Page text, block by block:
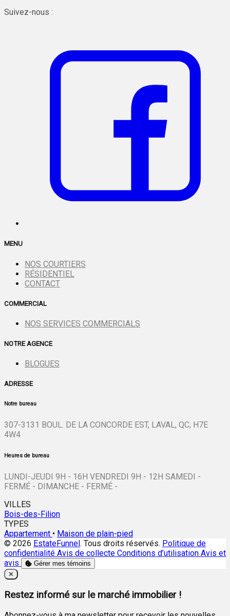
Suivez-nous :
MENU
NOS COURTIERS
RÉSIDENTIEL
CONTACT
COMMERCIAL
NOS SERVICES COMMERCIALS
NOTRE AGENCE
BLOGUES
ADRESSE
Notre bureau
307-3131 BOUL. DE LA CONCORDE EST, LAVAL, QC, H7E
4W4
Heures de bureau
LUNDI-JEUDI 9H - 16H VENDREDI 9H - 12H SAMEDI -
FERMÉ - DIMANCHE - FERMÉ -
VILLES
Bois-des-Filion
TYPES
Appartement • Maison de plain-pied
© 2026 EstateFunnel . Tous droits réservés. Politique de
confidentialité Avis de collecte Conditions d’utilisation Avis et
avis
Gérer mes témoins
Close
✕
Restez informé sur le marché immobilier !